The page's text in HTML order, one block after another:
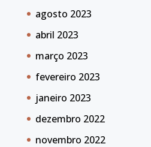
agosto 2023
abril 2023
março 2023
fevereiro 2023
janeiro 2023
dezembro 2022
novembro 2022